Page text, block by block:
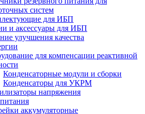
систем
для ИБП
и аксессуары для ИБП
улучшения качества
для компенсации реактивной
Конденсаторные модули и сборки
Конденсаторы для УКРМ
напряжения
аккумуляторные